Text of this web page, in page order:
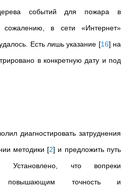
событий для пожара в
в сети «Интернет»
Есть лишь указание [16] на
в конкретную дату и под
диагностировать затруднения
методики [2] и предложить путь
Установлено, что вопреки
повышающим точность и